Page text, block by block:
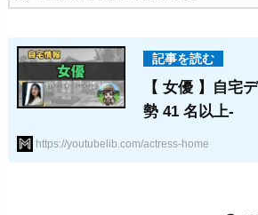
【 女優 】自宅
勢 41 名以上-
https://youtubelib.com/actress-home